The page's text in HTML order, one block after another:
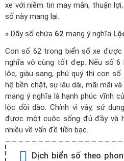
xe với niềm tin may mắn, thuận
số này mang lại.
» Dãy số chứa 62 mang ý nghĩa
Con số 62 trong biển số xe
nghĩa vô cùng tốt đẹp. Nếu số
lộc, giàu sang, phú quý thì con
hệ bền chặt, sự lâu dài, mãi mãi
mang ý nghĩa là hạnh phúc vĩnh
lộc dồi dào. Chính vì vậy, sử
được một cuộc sống đủ đầy và
nhiều về vấn đề tiền bạc.
Dịch biển số theo